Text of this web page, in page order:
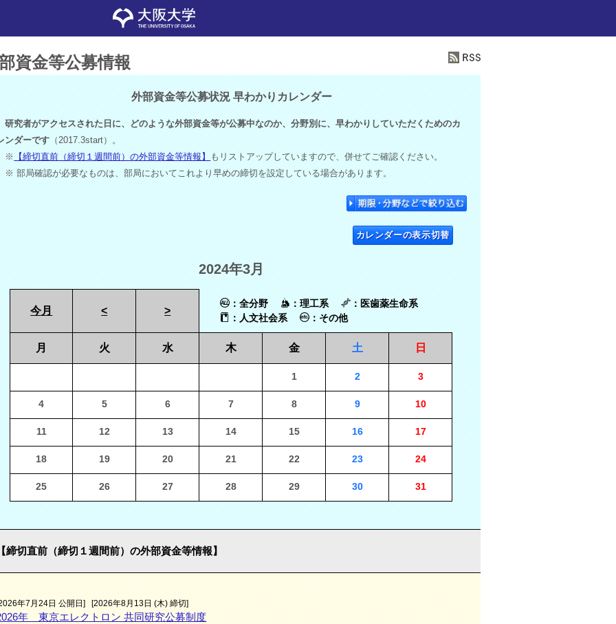
資金等公募情報
外部資金等公募状況 早わかりカレンダー
究者がアクセスされた日に、どのような外部資金等が公募中なのか、分野別に、早わかりしていただくためのカ
ンダーです（2017.3start）。
【締切直前（締切１週間前）の外部資金等情報】もリストアップしていますので、併せてご確認ください。
部局確認が必要なものは、部局においてこれより早めの締切を設定している場合があります。
カレンダーの表示切替
2024年3月
今月 < >
：全分野 ：理工系
：医歯薬生命系
：人文社会系
：その他
月 火 水 木 金 土 日
1 2 3
4 5 6 7 8 9 10
11 12 13 14 15 16 17
18 19 20 21 22 23 24
25 26 27 28 29 30 31
【締切直前（締切１週間前）の外部資金等情報】
年7月24日 公開日] [2026年8月13日 (木) 締切]
年 東京エレクトロン 共同研究公募制度